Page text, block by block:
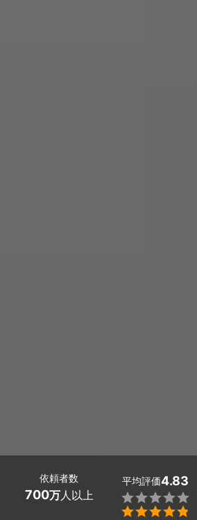
依頼者数
700万人以上
平均評価4.83

